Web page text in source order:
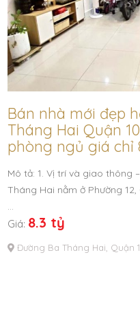
Bán nhà mới đẹp
Tháng Hai Quận
phòng ngủ giá chỉ
Mô tả: 1. Vị trí và giao thông
Tháng Hai nằm ở Phường
…
Giá: 8.3 tỷ
Đường Ba Tháng Hai, Quận